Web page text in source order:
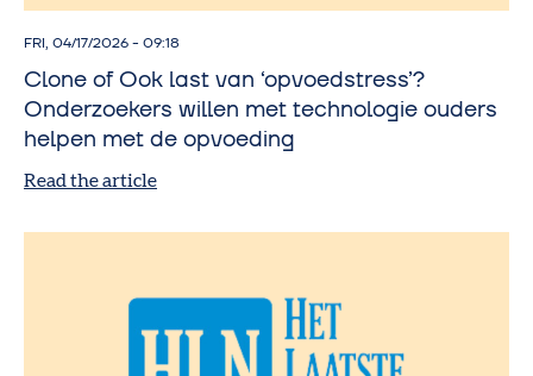
FRI, 04/17/2026 - 09:18
Clone of Ook last van ‘opvoedstress’?
Onderzoekers willen met technologie ouders
helpen met de opvoeding
Read the article